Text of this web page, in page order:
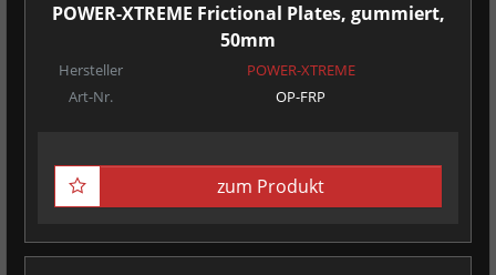
POWER-XTREME Frictional Plates, gummiert,
50mm
Hersteller
POWER-XTREME
Art-Nr.
OP-FRP
zum Produkt